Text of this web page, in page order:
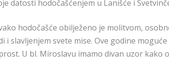
datosti hodočašćenjem u Lanišće i
hodočašće obilježeno je molitvom,
i slavljenjem svete mise. Ove godine
U bl. Miroslavu imamo divan uzor kako